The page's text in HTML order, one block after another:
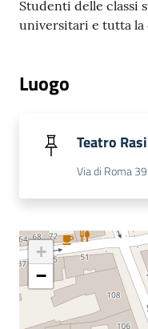
Studenti delle classi
universitari e tutta la
Luogo
Teatro Rasi
Via di Roma
+
−